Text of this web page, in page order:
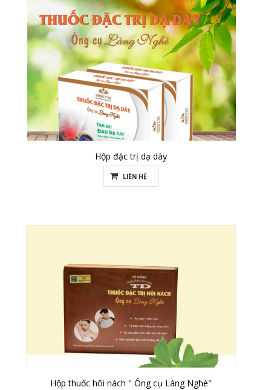
Hộp đặc trị dạ dày
LIÊN HỆ
Hộp thuốc hôi nách " Ông cụ Làng Nghè"